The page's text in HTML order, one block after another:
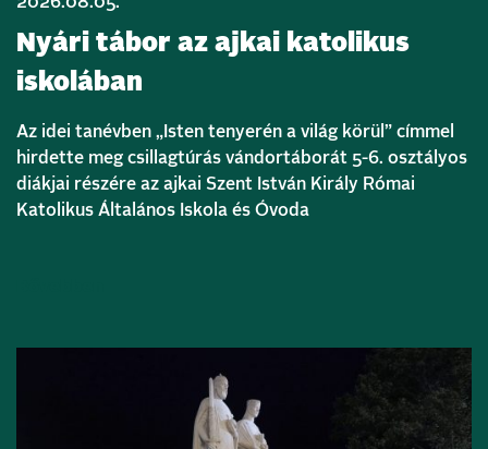
Nyári tábor az ajkai katolikus
iskolában
Az idei tanévben „Isten tenyerén a világ körül” címmel
hirdette meg csillagtúrás vándortáborát 5-6. osztályos
diákjai részére az ajkai Szent István Király Római
Katolikus Általános Iskola és Óvoda